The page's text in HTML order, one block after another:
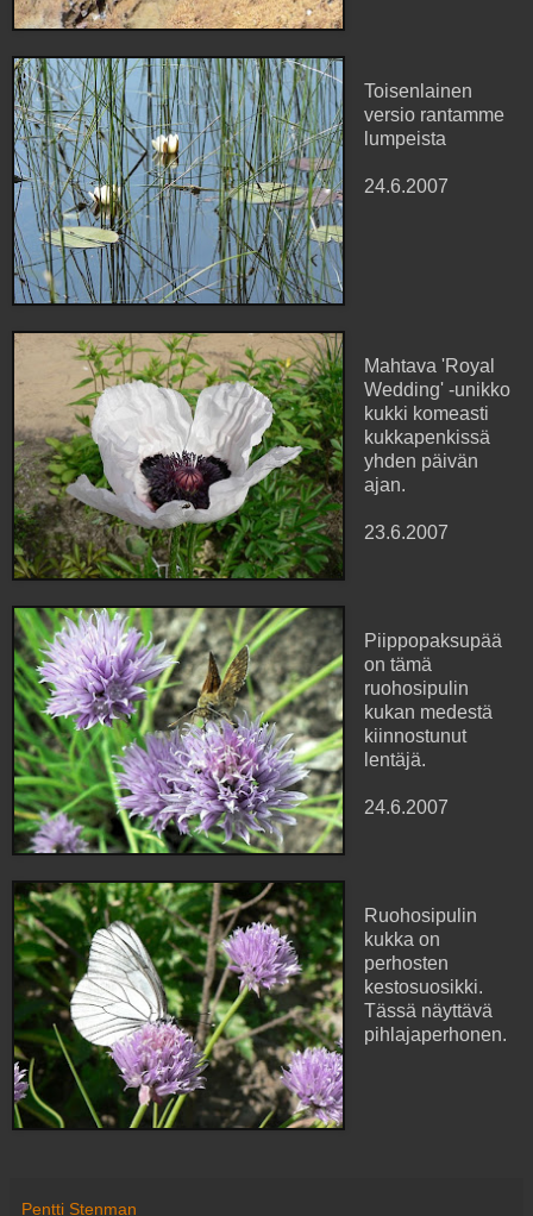
Toisenlainen
versio rantamme
lumpeista
24.6.2007
Mahtava 'Royal
Wedding' -unikko
kukki komeasti
kukkapenkissä
yhden päivän
ajan.
23.6.2007
Piippopaksupää
on tämä
ruohosipulin
kukan medestä
kiinnostunut
lentäjä.
24.6.2007
Ruohosipulin
kukka on
perhosten
kestosuosikki.
Tässä näyttävä
pihlajaperhonen.
Pentti Stenman